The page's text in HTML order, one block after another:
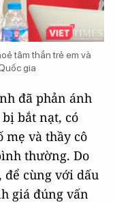
tâm thần trẻ em và
gia
đã phản ánh
bắt nạt, có
và thầy cô
thường. Do
để cùng với dấu
giá đúng vấn